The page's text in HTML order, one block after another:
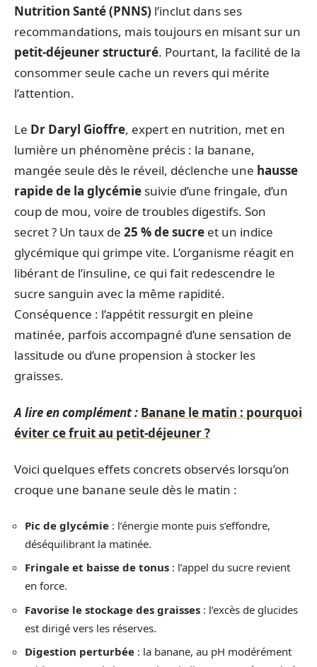
Nutrition Santé (PNNS) l’inclut dans ses
recommandations, mais toujours en misant sur un
petit-déjeuner structuré. Pourtant, la facilité de la
consommer seule cache un revers qui mérite
l’attention.
Le Dr Daryl Gioffre, expert en nutrition, met en
lumière un phénomène précis : la banane,
mangée seule dès le réveil, déclenche une hausse
rapide de la glycémie suivie d’une fringale, d’un
coup de mou, voire de troubles digestifs. Son
secret ? Un taux de 25 % de sucre et un indice
glycémique qui grimpe vite. L’organisme réagit en
libérant de l’insuline, ce qui fait redescendre le
sucre sanguin avec la même rapidité.
Conséquence : l’appétit ressurgit en pleine
matinée, parfois accompagné d’une sensation de
lassitude ou d’une propension à stocker les
graisses.
A lire en complément : Banane le matin : pourquoi
éviter ce fruit au petit-déjeuner ?
Voici quelques effets concrets observés lorsqu’on
croque une banane seule dès le matin :
Pic de glycémie : l’énergie monte puis s’effondre,
déséquilibrant la matinée.
Fringale et baisse de tonus : l’appel du sucre revient
en force.
Favorise le stockage des graisses : l’excès de glucides
est dirigé vers les réserves.
Digestion perturbée : la banane, au pH modérément